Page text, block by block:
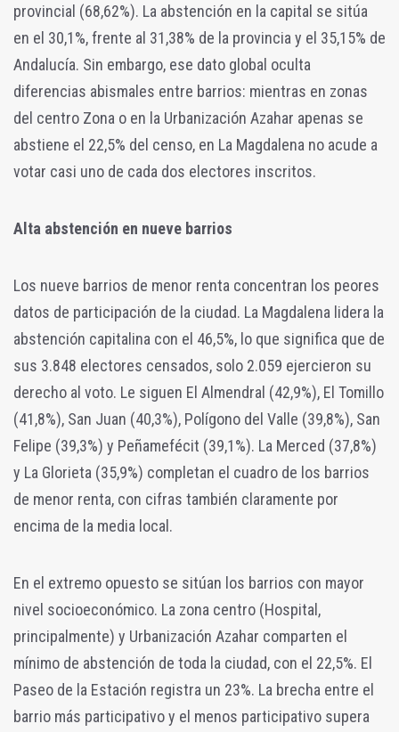
provincial (68,62%). La abstención en la capital se sitúa
en el 30,1%, frente al 31,38% de la provincia y el 35,15% de
Andalucía. Sin embargo, ese dato global oculta
diferencias abismales entre barrios: mientras en zonas
del centro Zona o en la Urbanización Azahar apenas se
abstiene el 22,5% del censo, en La Magdalena no acude a
votar casi uno de cada dos electores inscritos.
Alta abstención en nueve barrios
Los nueve barrios de menor renta concentran los peores
datos de participación de la ciudad. La Magdalena lidera la
abstención capitalina con el 46,5%, lo que significa que de
sus 3.848 electores censados, solo 2.059 ejercieron su
derecho al voto. Le siguen El Almendral (42,9%), El Tomillo
(41,8%), San Juan (40,3%), Polígono del Valle (39,8%), San
Felipe (39,3%) y Peñamefécit (39,1%). La Merced (37,8%)
y La Glorieta (35,9%) completan el cuadro de los barrios
de menor renta, con cifras también claramente por
encima de la media local.
En el extremo opuesto se sitúan los barrios con mayor
nivel socioeconómico. La zona centro (Hospital,
principalmente) y Urbanización Azahar comparten el
mínimo de abstención de toda la ciudad, con el 22,5%. El
Paseo de la Estación registra un 23%. La brecha entre el
barrio más participativo y el menos participativo supera